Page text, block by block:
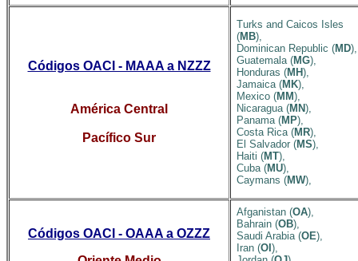
Códigos OACI - MAAA a NZZZ
América Central
Pacífico Sur
Turks and Caicos Isles
(MB),
Dominican Republic (MD),
Guatemala (MG),
Honduras (MH),
Jamaica (MK),
Mexico (MM),
Nicaragua (MN),
Panama (MP),
Costa Rica (MR),
El Salvador (MS),
Haiti (MT),
Cuba (MU),
Caymans (MW),
Códigos OACI - OAAA a OZZZ
Afganistan (OA),
Bahrain (OB),
Saudi Arabia (OE),
Iran (OI ),